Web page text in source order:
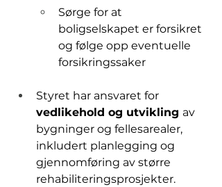
Sørge for at
boligselskapet er forsikret
og følge opp eventuelle
forsikringssaker
Styret har ansvaret for
vedlikehold og utvikling av
bygninger og fellesarealer,
inkludert planlegging og
gjennomføring av større
rehabiliteringsprosjekter.